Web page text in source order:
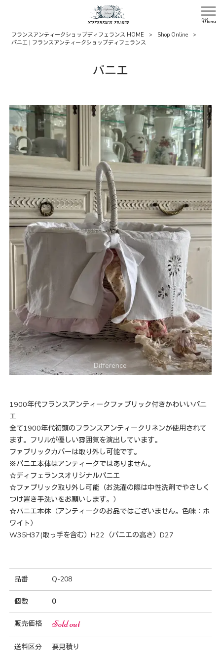
Menu
フランスアンティークショップディフェランス HOME > Shop Online
>
パニエ | フランスアンティークショップディフェランス
パニエ
1900年代フランスアンティークファブリック付きかわいいパニ
エ
全て1900年代初頭のフランスアンティークリネンが使用されて
ます。フリルが優しい雰囲気を演出しています。
ファブリックカバーは取り外し可能です。
※パニエ本体はアンティークではありません。
☆ディフェランスオリジナルパニエ
☆ファブリック取り外し可能（お洗濯の際は中性洗剤でやさしく
つけ置き手洗いをお願いします。）
☆パニエ本体（アンティークのお品ではございません。色味：ホ
ワイト）
W35H37(取っ手を含む）H22（パニエの高さ）D27
品番 Q-208
個数 0
販売価格 Sold out
送料区分 要見積り